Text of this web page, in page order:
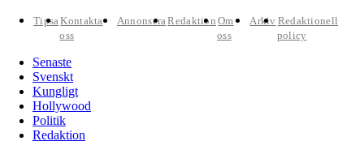
TipsaKontakta
oss
AnnonseraRedaktion Om
oss
Arkiv Redaktionell
policy
Senaste
Svenskt
Kungligt
Hollywood
Politik
Redaktion